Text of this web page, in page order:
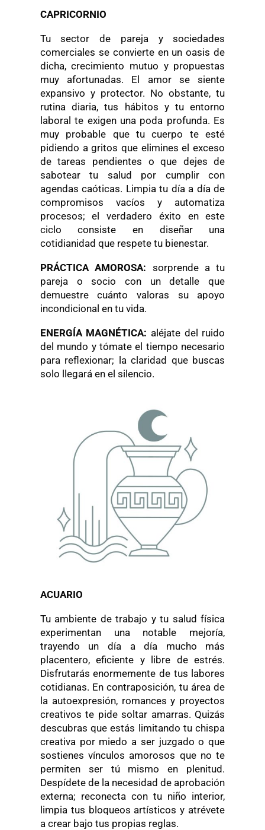
CAPRICORNIO
Tu sector de pareja y sociedades
comerciales se convierte en un oasis de
dicha, crecimiento mutuo y propuestas
muy afortunadas. El amor se siente
expansivo y protector. No obstante, tu
rutina diaria, tus hábitos y tu entorno
laboral te exigen una poda profunda. Es
muy probable que tu cuerpo te esté
pidiendo a gritos que elimines el exceso
de tareas pendientes o que dejes de
sabotear tu salud por cumplir con
agendas caóticas. Limpia tu día a día de
compromisos vacíos y automatiza
procesos; el verdadero éxito en este
ciclo consiste en diseñar una
cotidianidad que respete tu bienestar.
PRÁCTICA AMOROSA: sorprende a tu
pareja o socio con un detalle que
demuestre cuánto valoras su apoyo
incondicional en tu vida.
ENERGÍA MAGNÉTICA: aléjate del ruido
del mundo y tómate el tiempo necesario
para reflexionar; la claridad que buscas
solo llegará en el silencio.
ACUARIO
Tu ambiente de trabajo y tu salud física
experimentan una notable mejoría,
trayendo un día a día mucho más
placentero, eficiente y libre de estrés.
Disfrutarás enormemente de tus labores
cotidianas. En contraposición, tu área de
la autoexpresión, romances y proyectos
creativos te pide soltar amarras. Quizás
descubras que estás limitando tu chispa
creativa por miedo a ser juzgado o que
sostienes vínculos amorosos que no te
permiten ser tú mismo en plenitud.
Despídete de la necesidad de aprobación
externa; reconecta con tu niño interior,
limpia tus bloqueos artísticos y atrévete
a crear bajo tus propias reglas.